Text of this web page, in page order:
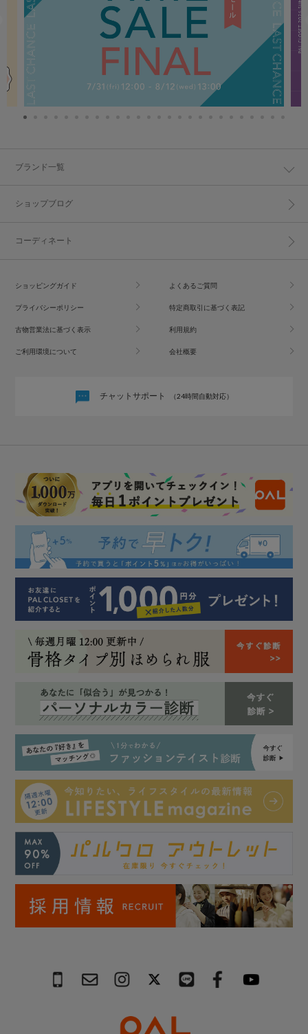
ブランド一覧
ショップブログ
コーディネート
ショッピングガイド よくあるご質問
プライバシーポリシー 特定商取引に基づく表記
古物営業法に基づく表示 利用規約
ご利用環境について 会社概要
チャットサポート （24時間自動対応）